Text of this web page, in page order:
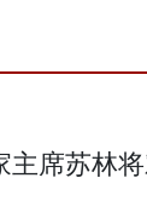
主席苏林